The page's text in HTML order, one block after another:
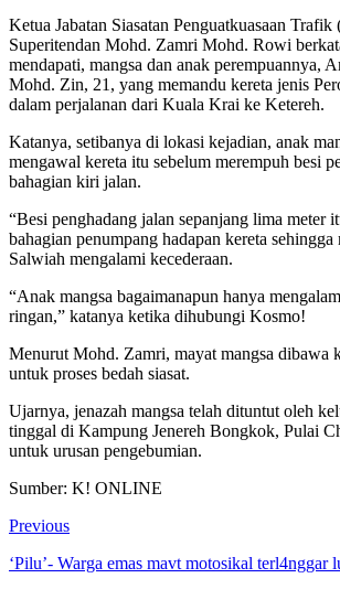
Ketua Jabatan Siasatan Penguatkuasaan
Superitendan Mohd. Zamri Mohd. Rowi
mendapati, mangsa dan anak perempuannya,
Mohd. Zin, 21, yang memandu kereta jenis
dalam perjalanan dari Kuala Krai ke Ketereh.
Katanya, setibanya di lokasi kejadian, anak
mengawal kereta itu sebelum merempuh besi
bahagian kiri jalan.
“Besi penghadang jalan sepanjang lima meter
bahagian penumpang hadapan kereta
Salwiah mengalami kecederaan.
“Anak mangsa bagaimanapun hanya
ringan,” katanya ketika dihubungi Kosmo!
Menurut Mohd. Zamri, mayat mangsa dibawa
untuk proses bedah siasat.
Ujarnya, jenazah mangsa telah dituntut oleh
tinggal di Kampung Jenereh Bongkok, Pulai
untuk urusan pengebumian.
Sumber: K! ONLINE
Previous
‘Pilu’- Warga emas mavt motosikal terl4nggar